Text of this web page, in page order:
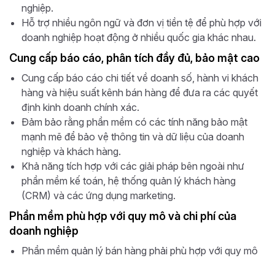
nghiệp.
Hỗ trợ nhiều ngôn ngữ và đơn vị tiền tệ để phù hợp với
doanh nghiệp hoạt động ở nhiều quốc gia khác nhau.
Cung cấp báo cáo, phân tích đầy đủ, bảo mật cao
Cung cấp báo cáo chi tiết về doanh số, hành vi khách
hàng và hiệu suất kênh bán hàng để đưa ra các quyết
định kinh doanh chính xác.
Đảm bảo rằng phần mềm có các tính năng bảo mật
mạnh mẽ để bảo vệ thông tin và dữ liệu của doanh
nghiệp và khách hàng.
Khả năng tích hợp với các giải pháp bên ngoài như
phần mềm kế toán, hệ thống quản lý khách hàng
(CRM) và các ứng dụng marketing.
Phần mềm phù hợp với quy mô và chi phí của
doanh nghiệp
Phần mềm quản lý bán hàng phải phù hợp với quy mô